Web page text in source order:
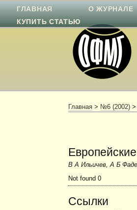
ГЛАВНАЯ О ЖУРНАЛЕ
КУПИТЬ СТАТЬЮ
Главная > №6 (2002) >
В А Ильичев, А Б
Not found 0
Ссылки